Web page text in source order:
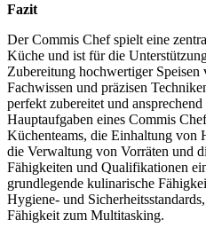
Fazit
Der Commis Chef spielt eine
Küche und ist für die
Zubereitung hochwertiger
Fachwissen und präzisen
perfekt zubereitet und
Hauptaufgaben eines Commis
Küchenteams, die Einhaltung von
die Verwaltung von Vorräten und
Fähigkeiten und Qualifikationen
grundlegende kulinarische
Hygiene- und
Fähigkeit zum Multitasking.